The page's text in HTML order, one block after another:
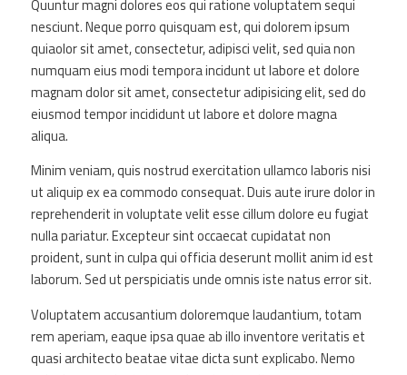
AGING IN PLACE
NEWSLETTER ARCHIVES
RESOURCES
CONTACT
Quuntur magni dolores eos qui ratione voluptatem sequi
nesciunt. Neque porro quisquam est, qui dolorem ipsum
quiaolor sit amet, consectetur, adipisci velit, sed quia non
numquam eius modi tempora incidunt ut labore et dolore
magnam dolor sit amet, consectetur adipisicing elit, sed do
eiusmod tempor incididunt ut labore et dolore magna
aliqua.
Minim veniam, quis nostrud exercitation ullamco laboris nisi
ut aliquip ex ea commodo consequat. Duis aute irure dolor in
reprehenderit in voluptate velit esse cillum dolore eu fugiat
nulla pariatur. Excepteur sint occaecat cupidatat non
proident, sunt in culpa qui officia deserunt mollit anim id est
laborum. Sed ut perspiciatis unde omnis iste natus error sit.
Voluptatem accusantium doloremque laudantium, totam
rem aperiam, eaque ipsa quae ab illo inventore veritatis et
quasi architecto beatae vitae dicta sunt explicabo. Nemo